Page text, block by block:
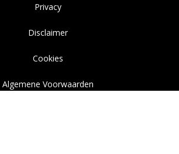
Privacy
Disclaimer
Cookies
Algemene Voorwaarden